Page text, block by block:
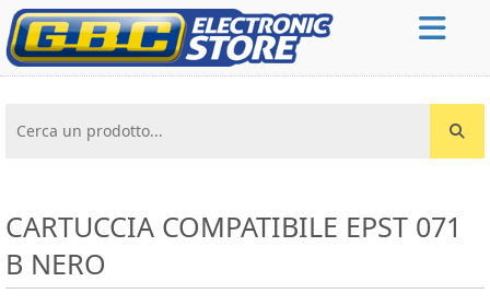
Cerca un prodotto...
CARTUCCIA COMPATIBILE EPST 071
B NERO